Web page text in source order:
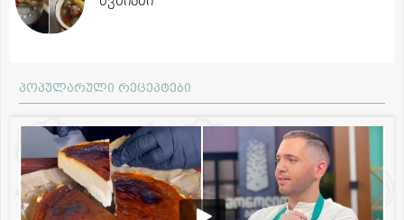
პოპულარული რეცეპტები